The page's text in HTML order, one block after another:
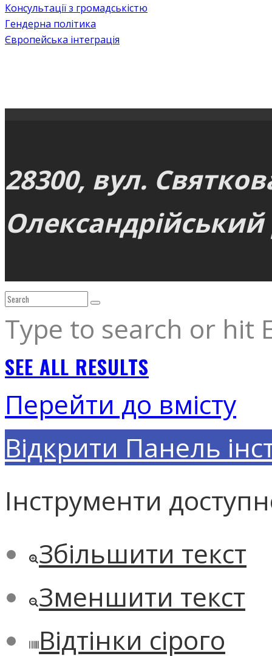
Консультації з громадськістю
Гендерна політика
Європейська інтеграція
28300, вул.
Олександрійський
Type to search or hit
SEE ALL RESULTS
Перейти до вмісту
Відкрити Панель
Інструменти
Збільшити текст
Зменшити текст
Відтінки сірого